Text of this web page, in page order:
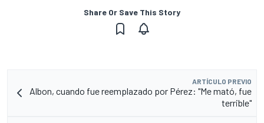
Share Or Save This Story
ARTÍCULO PREVIO
Albon, cuando fue reemplazado por Pérez: "Me mató, fue
terrible"